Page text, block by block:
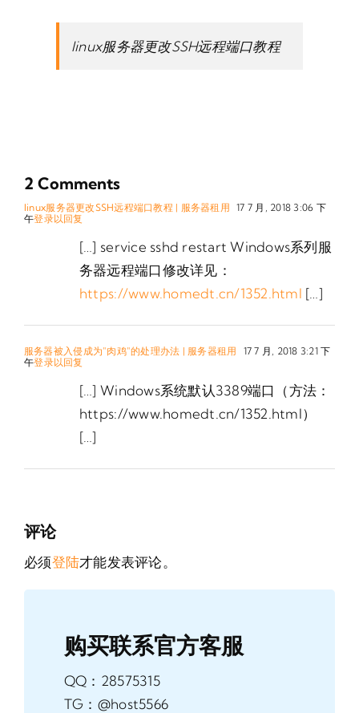
linux服务器更改SSH远程端口教程
2 Comments
linux服务器更改SSH远程端口教程 | 服务器租用 17 7 月, 2018 3:06 下
午登录以回复
[…] service sshd restart Windows系列服
务器远程端口修改详见：
https://www.homedt.cn/1352.html […]
服务器被入侵成为"肉鸡"的处理办法 | 服务器租用
17 7 月, 2018 3:21 下
午登录以回复
[…] Windows系统默认3389端口（方法：
https://www.homedt.cn/1352.html）
[…]
评论
必须登陆才能发表评论。
购买联系官方客服
QQ：28575315
TG：@host5566